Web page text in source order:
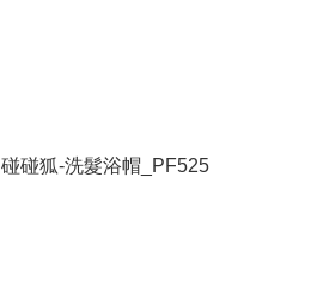
碰碰狐-洗髮浴帽_PF525